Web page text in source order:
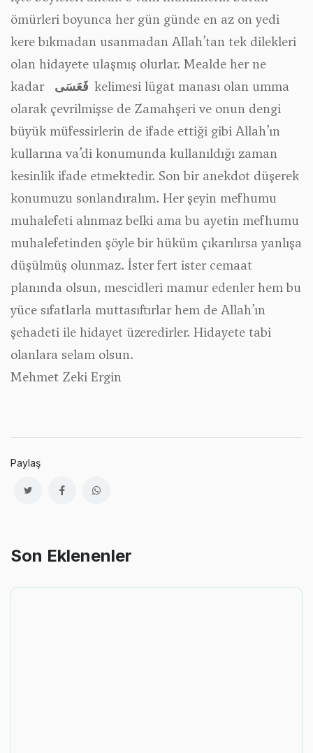
ömürleri boyunca her gün günde en az on yedi
kere bıkmadan usanmadan Allah’tan tek dilekleri
olan hidayete ulaşmış olurlar. Mealde her ne
kadar
kelimesi lügat manası olan umma
olarak çevrilmişse de Zamahşeri ve onun dengi
büyük müfessirlerin de ifade ettiği gibi Allah’ın
kullarına va’di konumunda kullanıldığı zaman
kesinlik ifade etmektedir. Son bir anekdot düşerek
konumuzu sonlandıralım. Her şeyin mefhumu
muhalefeti alınmaz belki ama bu ayetin mefhumu
muhalefetinden şöyle bir hüküm çıkarılırsa yanlışa
düşülmüş olunmaz. İster fert ister cemaat
planında olsun, mescidleri mamur edenler hem bu
yüce sıfatlarla muttasıftırlar hem de Allah’ın
şehadeti ile hidayet üzeredirler. Hidayete tabi
olanlara selam olsun.
Mehmet Zeki Ergin
Paylaş
Son Eklenenler